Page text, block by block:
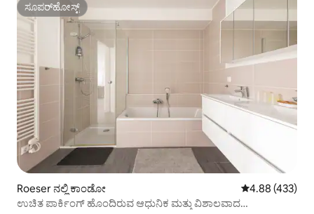
ಸೂಪರ್‌ಹೋಸ್ಟ್
ಸೂಪರ್‌ಹೋಸ್ಟ್
Roeser ನಲ್ಲಿ ಕಾಂಡೋ 5 ರಲ್ಲಿ 4.88
4.88 (433)
ಉಚಿತ ಪಾರ್ಕಿಂಗ್ ಹೊಂದಿರುವ ಆಧುನಿಕ ಮತ್ತು ವಿಶಾಲವಾದ